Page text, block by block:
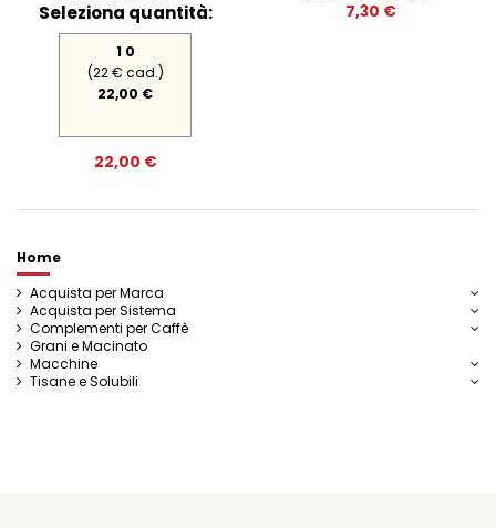
Seleziona quantità:
1 0
(22 € cad.)
22,00 €
22,00 €
7,30 €
Home
Acquista per Marca
Acquista per Sistema
Complementi per Caffè
Grani e Macinato
Macchine
Tisane e Solubili